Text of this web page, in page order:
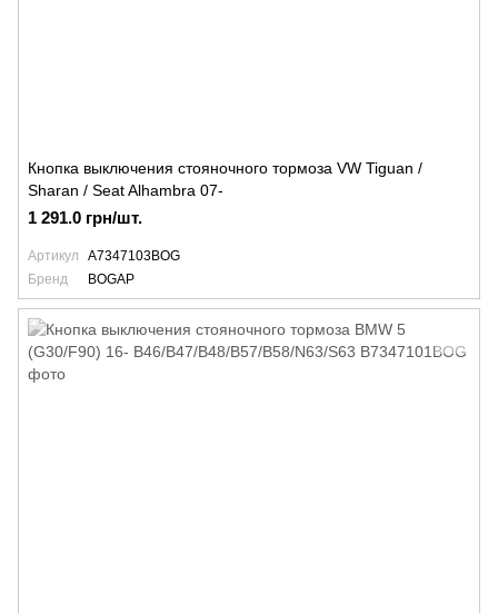
Кнопка выключения стояночного тормоза VW Tiguan /
Sharan / Seat Alhambra 07-
1 291.0 грн/шт.
Артикул
A7347103BOG
Бренд
BOGAP